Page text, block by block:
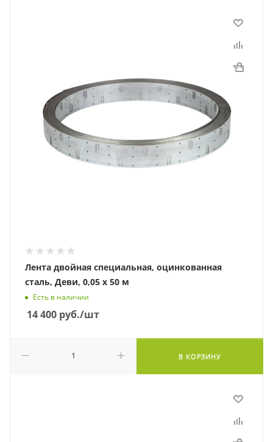
Лента двойная специальная, оцинкованная
сталь, Деви, 0,05 х 50 м
Есть в наличии
14 400 руб./шт
В КОРЗИНУ